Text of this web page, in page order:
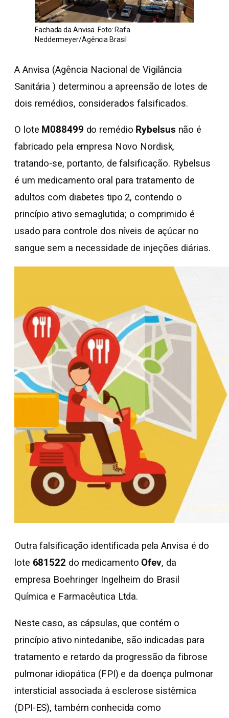
Fachada da Anvisa. Foto: Rafa
Neddermeyer/Agência Brasil
A Anvisa (Agência Nacional de Vigilância
Sanitária ) determinou a apreensão de lotes de
dois remédios, considerados falsificados.
O lote M088499 do remédio Rybelsus não é
fabricado pela empresa Novo Nordisk,
tratando-se, portanto, de falsificação. Rybelsus
é um medicamento oral para tratamento de
adultos com diabetes tipo 2, contendo o
princípio ativo semaglutida; o comprimido é
usado para controle dos níveis de açúcar no
sangue sem a necessidade de injeções diárias.
Outra falsificação identificada pela Anvisa é do
lote 681522do medicamento Ofev, da
empresa Boehringer Ingelheim do Brasil
Química e Farmacêutica Ltda.
Neste caso, as cápsulas, que contém o
princípio ativo nintedanibe, são indicadas para
tratamento e retardo da progressão da fibrose
pulmonar idiopática (FPI) e da doença pulmonar
intersticial associada à esclerose sistêmica
(DPI-ES), também conhecida como